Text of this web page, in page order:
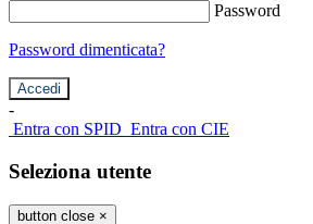
Password
Password dimenticata?
-
Entra con SPID Entra con CIE
Seleziona utente
button close ×